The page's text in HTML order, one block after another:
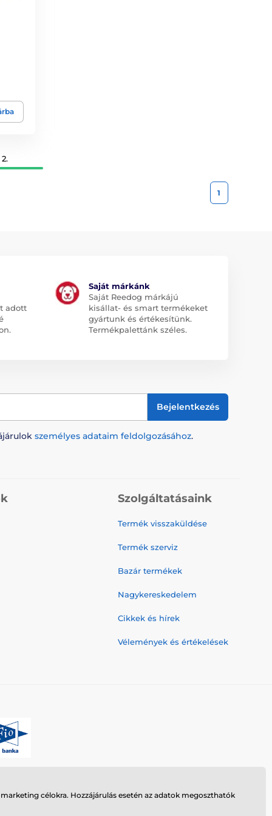
1
adott
Saját márkánk
Saját Reedog márkájú
kisállat- és smart termékeket
gyártunk és értékesítünk.
Termékpalettánk széles.
Bejelentkezés
személyes adataim feldolgozásához.
Szolgáltatásaink
Termék visszaküldése
Termék szerviz
Bazár termékek
Nagykereskedelem
Cikkek és hírek
Vélemények és értékelések
célokra. Hozzájárulás esetén az adatok megoszthatók